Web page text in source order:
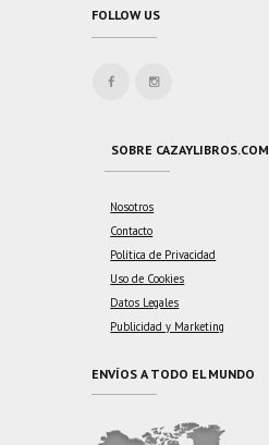
FOLLOW US
SOBRE CAZAYLIBROS.COM
Nosotros
Contacto
Política de Privacidad
Uso de Cookies
Datos Legales
Publicidad y Marketing
ENVÍOS A TODO EL MUNDO